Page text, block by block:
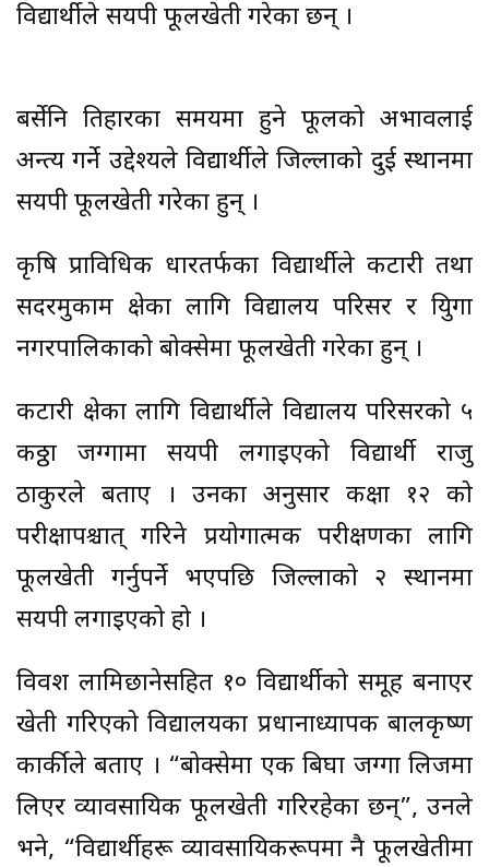
विद्यार्थीले सयपत्री फूलखेती गरेका छन् ।
बर्सेनि तिहारका समयमा हुने फूलको अभावलाई
अन्त्य गर्ने उद्देश्यले विद्यार्थीले जिल्लाको दुई स्थानमा
सयपत्री फूलखेती गरेका हुन् ।
कृषि प्राविधिक धारतर्फका विद्यार्थीले कटारी तथा
सदरमुकाम क्षेत्रका लागि विद्यालय परिसर र त्रियुगा
नगरपालिकाको बोक्सेमा फूलखेती गरेका हुन् ।
कटारी क्षेत्रका लागि विद्यार्थीले विद्यालय परिसरको ५
कठ्ठा जग्गामा सयपत्री लगाइएको विद्यार्थी राजु
ठाकुरले बताए । उनका अनुसार कक्षा १२ को
परीक्षापश्चात् गरिने प्रयोगात्मक परीक्षणका लागि
फूलखेती गर्नुपर्ने भएपछि जिल्लाको २ स्थानमा
सयपत्री लगाइएको हो ।
विवश लामिछानेसहित १० विद्यार्थीको समूह बनाएर
खेती गरिएको विद्यालयका प्रधानाध्यापक बालकृष्ण
कार्कीले बताए । “बोक्सेमा एक बिघा जग्गा लिजमा
लिएर व्यावसायिक फूलखेती गरिरहेका छन्”, उनले
भने, “विद्यार्थीहरू व्यावसायिकरूपमा नै फूलखेतीमा